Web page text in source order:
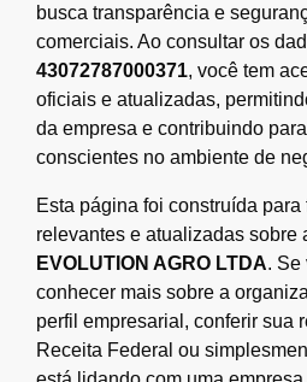
busca transparência e
comerciais. Ao consultar os
43072787000371, você tem
oficiais e atualizadas,
da empresa e contribuindo
conscientes no ambiente de
Esta página foi construída
relevantes e atualizadas sobre
EVOLUTION AGRO LTDA. Se
conhecer mais sobre a
perfil empresarial, conferir sua
Receita Federal ou